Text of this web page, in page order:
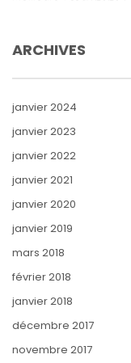
ARCHIVES
janvier 2024
janvier 2023
janvier 2022
janvier 2021
janvier 2020
janvier 2019
mars 2018
février 2018
janvier 2018
décembre 2017
novembre 2017